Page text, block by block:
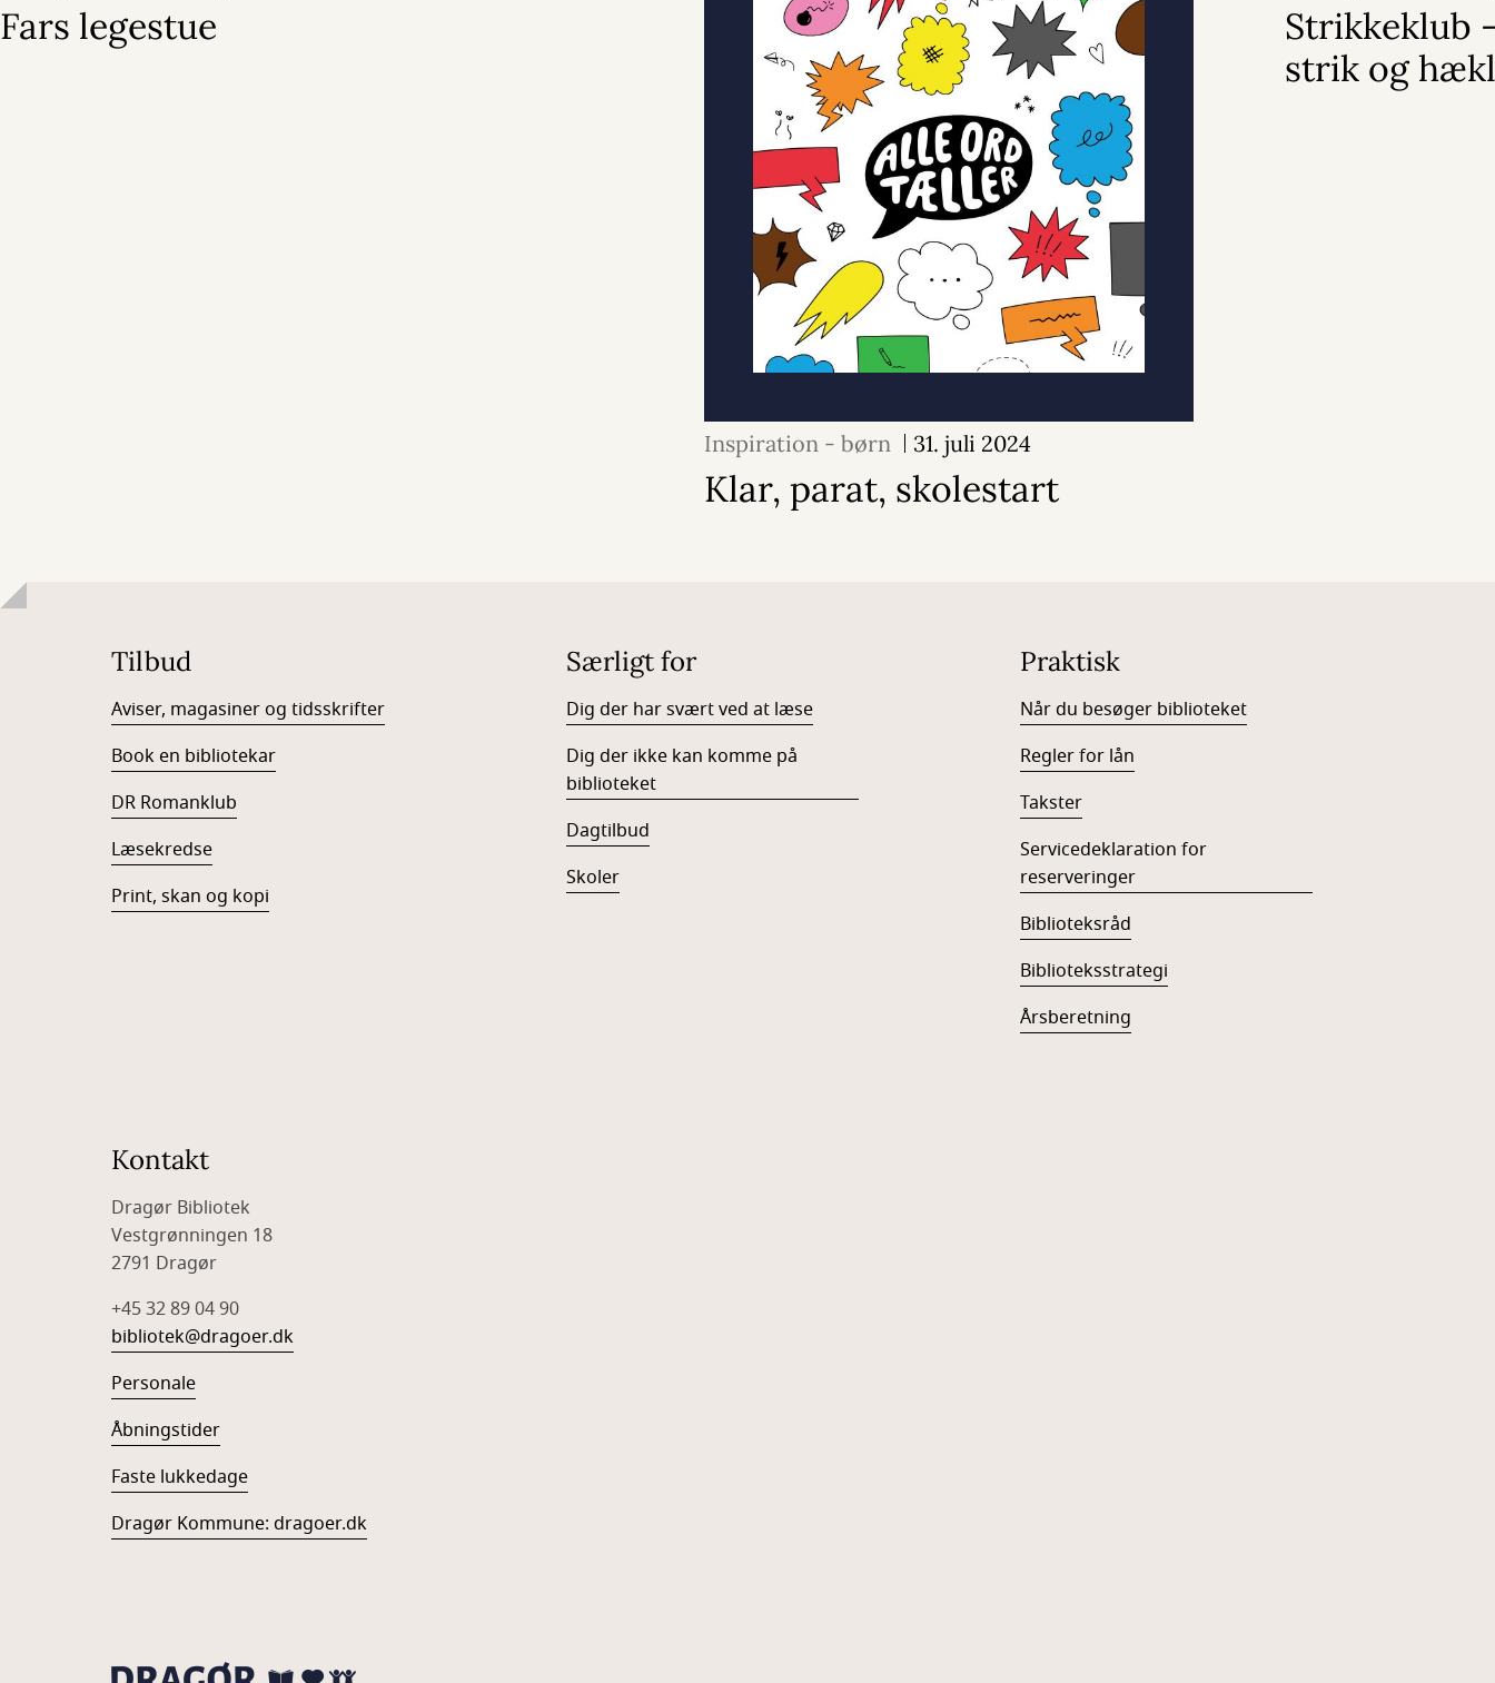
Fars legestue
Inspiration - børn 31. juli 2024
Klar, parat, skolestart
Strikkeklub
strik og
Tilbud
Aviser, magasiner og tidsskrifter
Book en bibliotekar
DR Romanklub
Læsekredse
Print, skan og kopi
Særligt for
Dig der har svært ved at læse
Dig der ikke kan komme på
biblioteket
Dagtilbud
Skoler
Praktisk
Når du besøger biblioteket
Regler for lån
Takster
Servicedeklaration for
reserveringer
Biblioteksråd
Biblioteksstrategi
Årsberetning
Kontakt
Dragør Bibliotek
Vestgrønningen 18
2791 Dragør
+45 32 89 04 90
bibliotek@dragoer.dk
Personale
Åbningstider
Faste lukkedage
Dragør Kommune: dragoer.dk